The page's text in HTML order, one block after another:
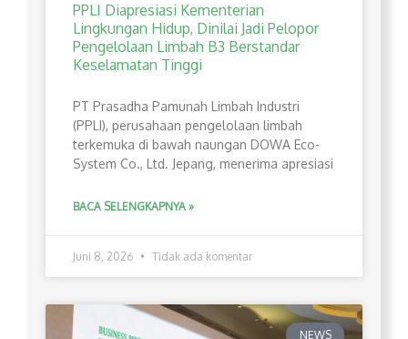
PPLI Diapresiasi Kementerian
Lingkungan Hidup, Dinilai Jadi Pelopor
Pengelolaan Limbah B3 Berstandar
Keselamatan Tinggi
PT Prasadha Pamunah Limbah Industri
(PPLI), perusahaan pengelolaan limbah
terkemuka di bawah naungan DOWA Eco-
System Co., Ltd. Jepang, menerima apresiasi
BACA SELENGKAPNYA »
Juni 8, 2026 Tidak ada komentar
NEWS